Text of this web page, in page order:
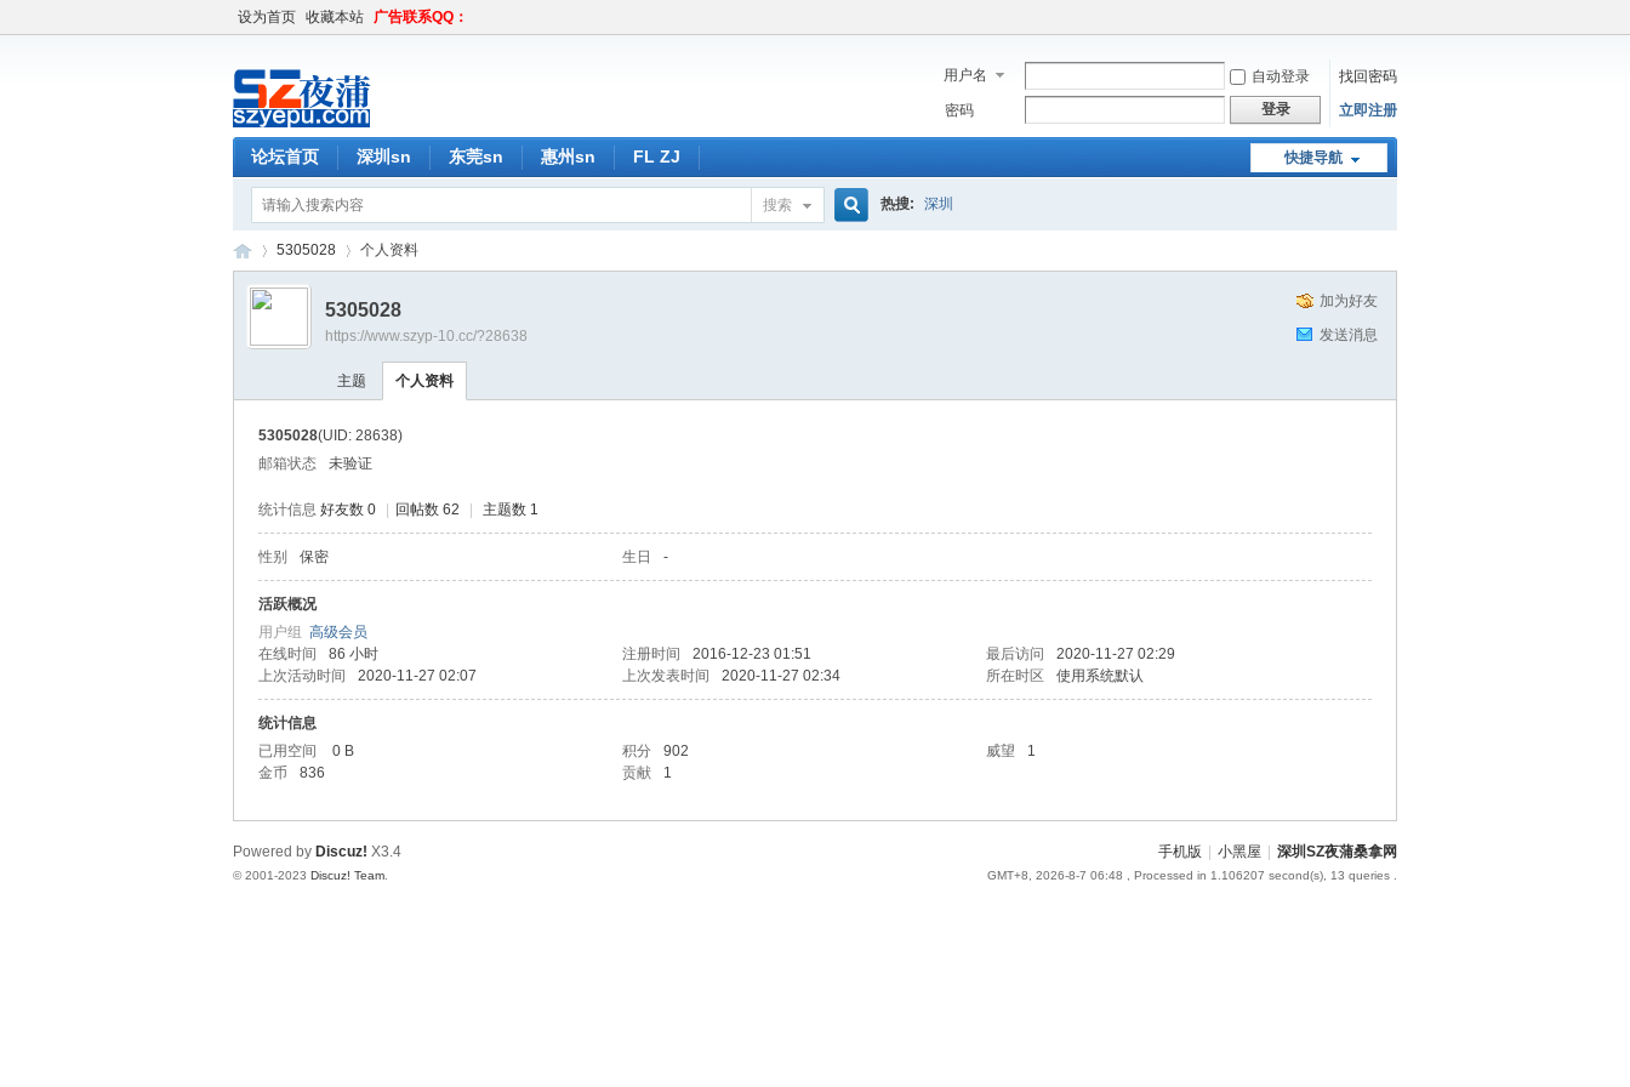
设为首页 收藏本站 广告联系QQ：
用户名 自动登录
找回密码
密码
登录 立即注册
快捷导航
论坛首页 深圳sn 东莞sn 惠州sn FL ZJ
搜索 热搜: 深圳
›
5305028 个人资料
加为好友
发送消息
5305028
https://www.szyp-10.cc/?28638
主题 个人资料
5305028(UID: 28638)
邮箱状态
未验证
统计信息 好友数 0 回帖数 62 主题数 1
性别 保密 生日 -
活跃概况
用户组 高级会员
在线时间
86 小时 注册时间 2016-12-23 01:51 最后访问
2020-11-27 02:29
上次活动时间
2020-11-27 02:07 上次发表时间 2020-11-27 02:34 所在时区 使用系统默认
统计信息
已用空间
0 B 积分 902 威望
1
金币
836 贡献 1
手机版 小黑屋 深圳SZ夜蒲桑拿网
GMT+8, 2026-8-7 06:48 , Processed in 1.106207 second(s), 13 queries .
Powered by Discuz! X3.4
© 2001-2023 Discuz! Team